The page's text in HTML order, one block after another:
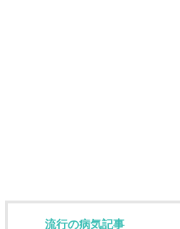
流行の病気記事